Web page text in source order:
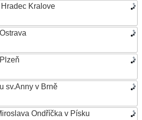
Kralove
sv.Anny v Brně
Ondříčka v Písku